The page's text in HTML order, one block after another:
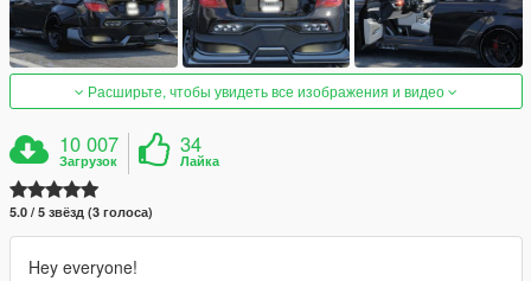
Расширьте, чтобы увидеть все изображения и видео
10 007
Загрузок
34
Лайка
5.0 / 5 звёзд (3 голоса)
Hey everyone!